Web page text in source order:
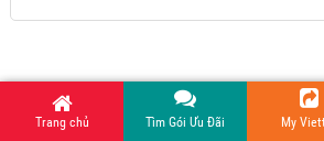
Trang chủ Tìm Gói Ưu Đãi My